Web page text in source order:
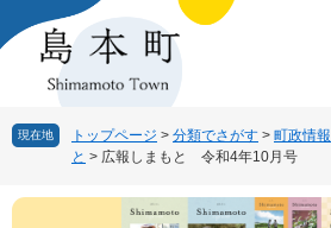
ー
。
ニ
て
現在地 トップページ > 分類でさがす > 町政情報
と > 広報しまもと 令和4年10月号